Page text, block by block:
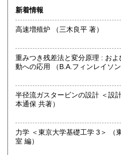
熊本県 300円
沖縄県 300円
書籍の状態等、ご不明な点・気に
メールアドレス【
※販売書籍につきまして【お電話
品在庫を確認するためお時間を
沿線名：JR中央線・総武線・東
最寄駅：御茶ノ水駅・本郷三丁目
9:00〜17:00 ※買取・仕入れ等
定休日：水曜日・日曜日・年末
新着情報
高速増殖炉 （三木良平 著）
重みつき残差法と変分原理 : お
動への応用 （B.A.フィンレイソン 著 ; 鷲津久一郎, 山本善之,
半径流ガスタービンの設計 ＜設計シリー
本通保 共著）
力学 ＜東京大学基礎工学 3＞ （東京大学工学部応用物理学教
室 編）